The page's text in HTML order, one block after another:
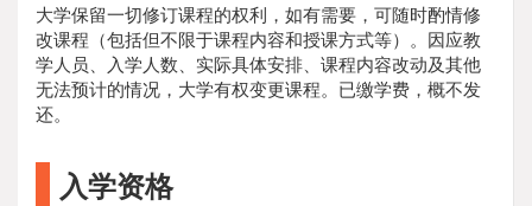
大学保留一切修订课程的权利，如有需要，可随时酌情修
改课程（包括但不限于课程内容和授课方式等）。因应教
学人员、入学人数、实际具体安排、课程内容改动及其他
无法预计的情况，大学有权变更课程。已缴学费，概不发
还。
入学资格